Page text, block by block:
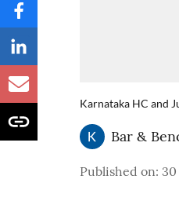
Karnataka HC and
Bar &
Published on: 30